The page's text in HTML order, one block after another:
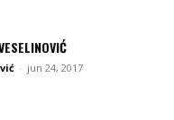
- jun 24, 2017